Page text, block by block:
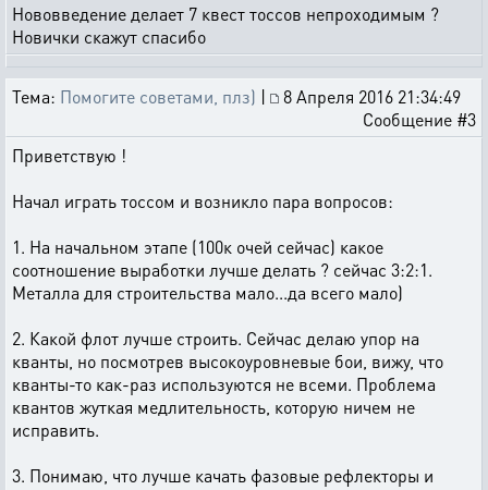
Нововведение делает 7 квест тоссов непроходимым ?
Новички скажут спасибо
Тема: Помогите советами, плз) |
8 Апреля 2016 21:34:49
Сообщение #3
Приветствую !
Начал играть тоссом и возникло пара вопросов:
1. На начальном этапе (100к очей сейчас) какое
соотношение выработки лучше делать ? сейчас 3:2:1.
Металла для строительства мало...да всего мало)
2. Какой флот лучше строить. Сейчас делаю упор на
кванты, но посмотрев высокоуровневые бои, вижу, что
кванты-то как-раз используются не всеми. Проблема
квантов жуткая медлительность, которую ничем не
исправить.
3. Понимаю, что лучше качать фазовые рефлекторы и